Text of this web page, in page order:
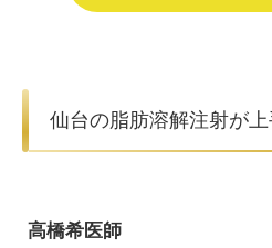
仙台の脂肪溶解注射が
高橋希医師